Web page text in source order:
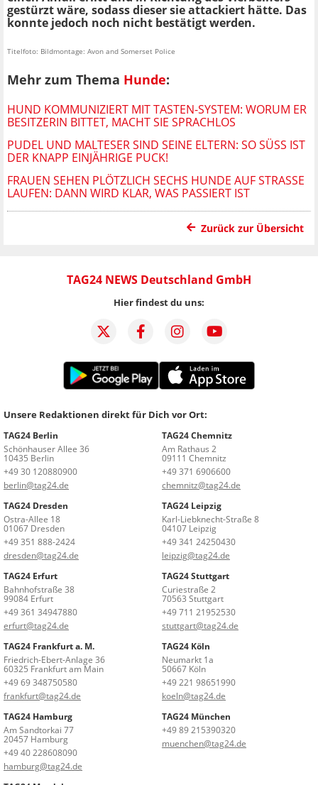
gestürzt wäre, sodass dieser sie attackiert hätte. Das
konnte jedoch noch nicht bestätigt werden.
Titelfoto: Bildmontage: Avon and Somerset Police
Mehr zum Thema Hunde:
HUND KOMMUNIZIERT MIT TASTEN-SYSTEM: WORUM ER
BESITZERIN BITTET, MACHT SIE SPRACHLOS
PUDEL UND MALTESER SIND SEINE ELTERN: SO SÜSS IST D
ER KNAPP EINJÄHRIGE PUCK!
FRAUEN SEHEN PLÖTZLICH SECHS HUNDE AUF STRASSE L
AUFEN: DANN WIRD KLAR, WAS PASSIERT IST
Zurück zur Übersicht
TAG24 NEWS Deutschland GmbH
Hier findest du uns:
Unsere Redaktionen direkt für Dich vor Ort:
TAG24 Berlin
Schönhauser Allee 36
10435 Berlin
+49 30 120880900
berlin@tag24.de
TAG24 Chemnitz
Am Rathaus 2
09111 Chemnitz
+49 371 6906600
chemnitz@tag24.de
TAG24 Dresden
Ostra-Allee 18
01067 Dresden
+49 351 888-2424
dresden@tag24.de
TAG24 Leipzig
Karl-Liebknecht-Straße 8
04107 Leipzig
+49 341 24250430
leipzig@tag24.de
TAG24 Erfurt
Bahnhofstraße 38
99084 Erfurt
+49 361 34947880
erfurt@tag24.de
TAG24 Stuttgart
Curiestraße 2
70563 Stuttgart
+49 711 21952530
stuttgart@tag24.de
TAG24 Frankfurt a. M.
Friedrich-Ebert-Anlage 36
60325 Frankfurt am Main
+49 69 348750580
frankfurt@tag24.de
TAG24 Köln
Neumarkt 1a
50667 Köln
+49 221 98651990
koeln@tag24.de
TAG24 Hamburg
Am Sandtorkai 77
20457 Hamburg
+49 40 228608090
hamburg@tag24.de
TAG24 München
+49 89 215390320
muenchen@tag24.de